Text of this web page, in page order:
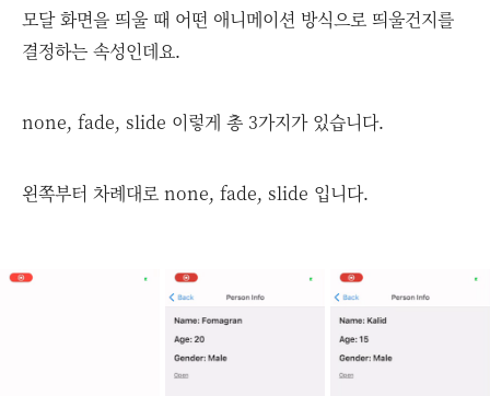
모달 화면을 띄울 때 어떤 애니메이션 방식으로 띄울건지를
결정하는 속성인데요.
none, fade, slide 이렇게 총 3가지가 있습니다.
왼쪽부터 차례대로 none, fade, slide 입니다.